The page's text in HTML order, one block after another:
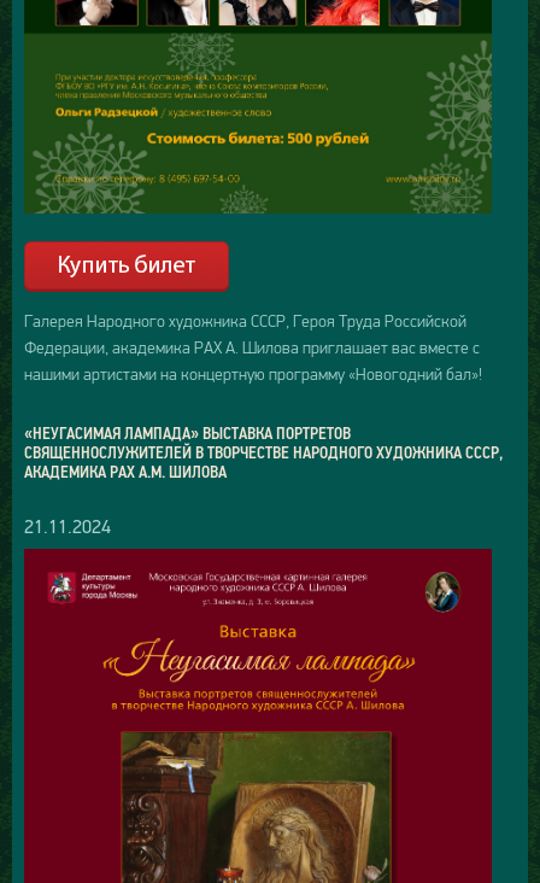
Галерея Народного художника СССР, Героя Труда Российской
Федерации, академика РАХ А. Шилова приглашает вас вместе с
нашими артистами на концертную программу «Новогодний бал»!
«НЕУГАСИМАЯ ЛАМПАДА» ВЫСТАВКА ПОРТРЕТОВ
СВЯЩЕННОСЛУЖИТЕЛЕЙ В ТВОРЧЕСТВЕ НАРОДНОГО ХУДОЖНИКА СССР,
АКАДЕМИКА РАХ А.М. ШИЛОВА
21.11.2024